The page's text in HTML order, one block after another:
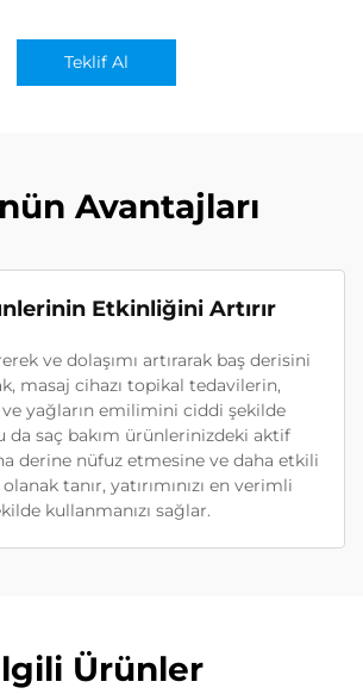
Teklif Al
Avantajları
Etkinliğini Artırır
ve dolaşımı artırarak baş derisini
masaj cihazı topikal tedavilerin,
yağların emilimini ciddi şekilde
da saç bakım ürünlerinizdeki aktif
derine nüfuz etmesine ve daha etkili
tanır, yatırımınızı en verimli
kullanmanızı sağlar.
Ürünler